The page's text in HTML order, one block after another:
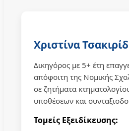
Χριστίνα
Δικηγόρος με 5+ έτη
απόφοιτη της Νομικής
σε ζητήματα
υποθέσεων και
Τομείς Εξειδίκευσης: